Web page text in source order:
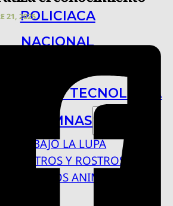
POLICIACA
NACIONAL
Y TECNOLOGÍA
COLUMNAS
BAJO LA LUPA
RASTROS Y ROSTROS
VÍNCULOS ANIMALES
21, 2025